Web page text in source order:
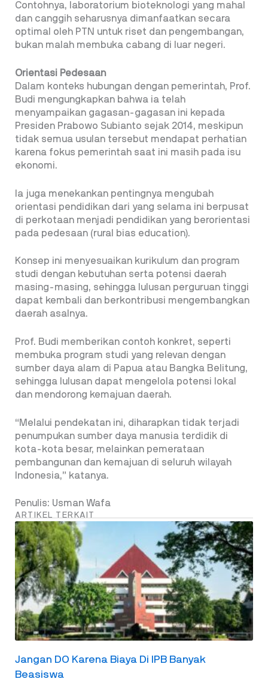
Contohnya, laboratorium bioteknologi yang mahal
dan canggih seharusnya dimanfaatkan secara
optimal oleh PTN untuk riset dan pengembangan,
bukan malah membuka cabang di luar negeri.
Orientasi Pedesaan
Dalam konteks hubungan dengan pemerintah, Prof.
Budi mengungkapkan bahwa ia telah
menyampaikan gagasan-gagasan ini kepada
Presiden Prabowo Subianto sejak 2014, meskipun
tidak semua usulan tersebut mendapat perhatian
karena fokus pemerintah saat ini masih pada isu
ekonomi.
Ia juga menekankan pentingnya mengubah
orientasi pendidikan dari yang selama ini berpusat
di perkotaan menjadi pendidikan yang berorientasi
pada pedesaan (rural bias education).
Konsep ini menyesuaikan kurikulum dan program
studi dengan kebutuhan serta potensi daerah
masing-masing, sehingga lulusan perguruan tinggi
dapat kembali dan berkontribusi mengembangkan
daerah asalnya.
Prof. Budi memberikan contoh konkret, seperti
membuka program studi yang relevan dengan
sumber daya alam di Papua atau Bangka Belitung,
sehingga lulusan dapat mengelola potensi lokal
dan mendorong kemajuan daerah.
“Melalui pendekatan ini, diharapkan tidak terjadi
penumpukan sumber daya manusia terdidik di
kota-kota besar, melainkan pemerataan
pembangunan dan kemajuan di seluruh wilayah
Indonesia,” katanya.
Penulis: Usman Wafa
ARTIKEL TERKAIT
Jangan DO Karena Biaya Di IPB Banyak
Beasiswa